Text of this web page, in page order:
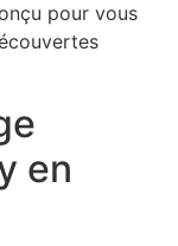
pour vous
en